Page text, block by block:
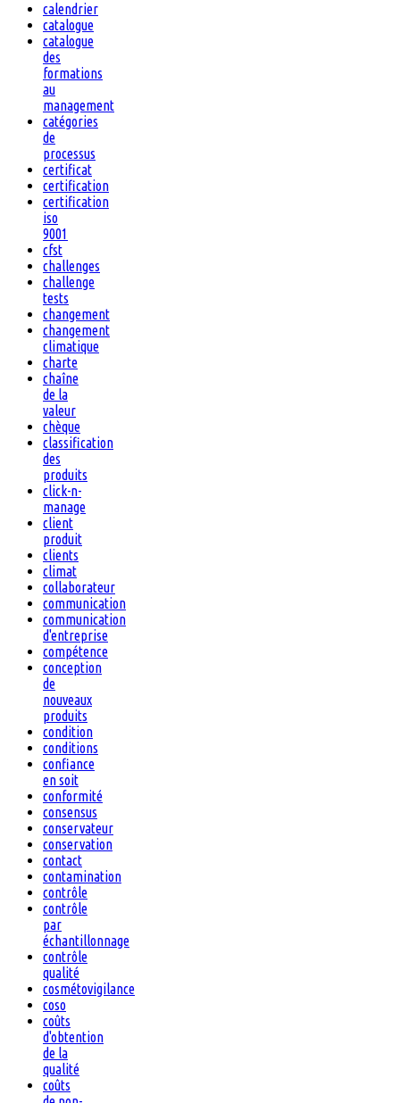
calendrier
catalogue
catalogue
des
formations
au
management
catégories
de
processus
certificat
certification
certification
iso
9001
cfst
challenges
challenge
tests
changement
changement
climatique
charte
chaîne
de la
valeur
chèque
classification
des
produits
click-n-
manage
client
produit
clients
climat
collaborateur
communication
communication
d'entreprise
compétence
conception
de
nouveaux
produits
condition
conditions
confiance
en soit
conformité
consensus
conservateur
conservation
contact
contamination
contrôle
contrôle
par
échantillonnage
contrôle
qualité
cosmétovigilance
coso
coûts
d'obtention
de la
qualité
coûts